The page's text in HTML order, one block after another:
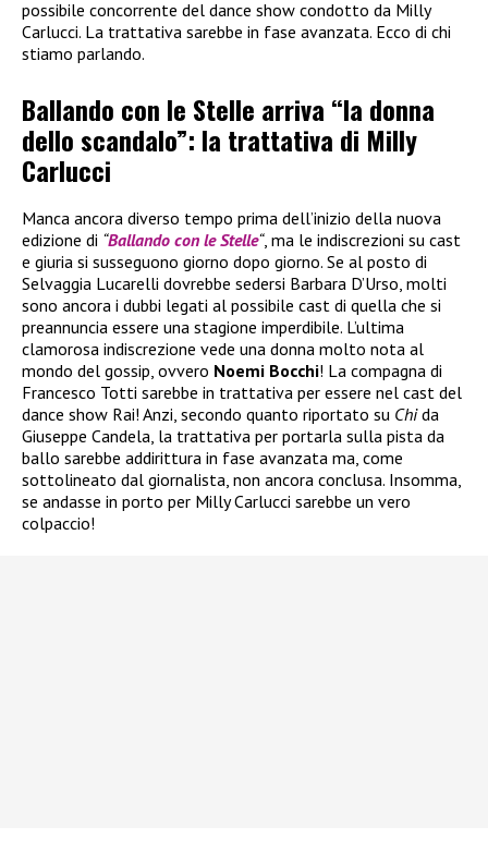
possibile concorrente del dance show condotto da Milly
Carlucci. La trattativa sarebbe in fase avanzata. Ecco di chi
stiamo parlando.
Ballando con le Stelle arriva “la donna
dello scandalo”: la trattativa di Milly
Carlucci
Manca ancora diverso tempo prima dell’inizio della nuova
edizione di “Ballando con le Stelle“, ma le indiscrezioni su cast
e giuria si susseguono giorno dopo giorno. Se al posto di
Selvaggia Lucarelli dovrebbe sedersi Barbara D’Urso, molti
sono ancora i dubbi legati al possibile cast di quella che si
preannuncia essere una stagione imperdibile. L’ultima
clamorosa indiscrezione vede una donna molto nota al
mondo del gossip, ovvero Noemi Bocchi! La compagna di
Francesco Totti sarebbe in trattativa per essere nel cast del
dance show Rai! Anzi, secondo quanto riportato su Chida
Giuseppe Candela, la trattativa per portarla sulla pista da
ballo sarebbe addirittura in fase avanzata ma, come
sottolineato dal giornalista, non ancora conclusa. Insomma,
se andasse in porto per Milly Carlucci sarebbe un vero
colpaccio!